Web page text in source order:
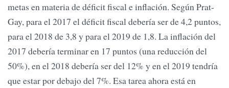
metas en materia de déficit fiscal e inflación. Según Prat-
Gay, para el 2017 el déficit fiscal debería ser de 4,2 puntos,
para el 2018 de 3,8 y para el 2019 de 1,8. La inflación del
2017 debería terminar en 17 puntos (una reducción del
50%), en el 2018 debería ser del 12% y en el 2019 tendría
que estar por debajo del 7%. Esa tarea ahora está en